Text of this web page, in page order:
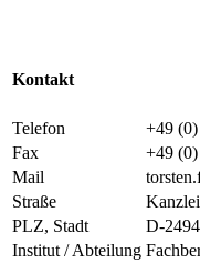
Kontakt
Telefon
+49
Fax
+49 (0)
Mail
Straße
PLZ, Stadt
D-
Institut / Abteilung